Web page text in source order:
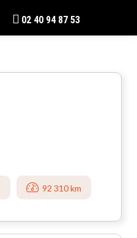
02 40 94 87 53
92 310 km